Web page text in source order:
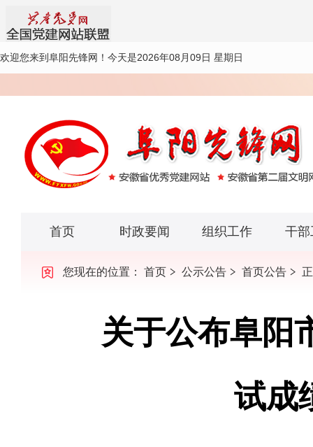
欢迎您来到阜阳先锋网！ 今天是2026年08月09日 星期日
首页 时政要闻 组织工作 干部
您现在的位置： 首页 公示公告 首页公告
关于公布阜阳
试成